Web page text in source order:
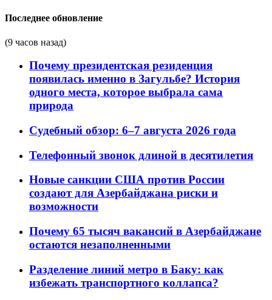
Последнее обновление
(9 часов назад)
Почему президентская резиденция
появилась именно в Загульбе? История
одного места, которое выбрала сама
природа
Судебный обзор: 6–7 августа 2026 года
Телефонный звонок длиной в десятилетия
Новые санкции США против России
создают для Азербайджана риски и
возможности
Почему 65 тысяч вакансий в Азербайджане
остаются незаполненными
Разделение линий метро в Баку: как
избежать транспортного коллапса?